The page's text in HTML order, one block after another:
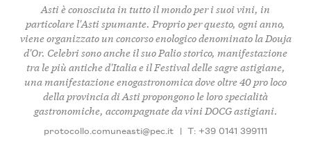
Asti è conosciuta in tutto il mondo per i suoi vini, in
particolare l'Asti spumante. Proprio per questo, ogni anno,
viene organizzato un concorso enologico denominato la Douja
d'Or. Celebri sono anche il suo Palio storico, manifestazione
tra le più antiche d'Italia e il Festival delle sagre astigiane,
una manifestazione enogastronomica dove oltre 40 pro loco
della provincia di Asti propongono le loro specialità
gastronomiche, accompagnate da vini DOCG astigiani.
protocollo.comuneasti@pec.it | T: +39 0141 399111